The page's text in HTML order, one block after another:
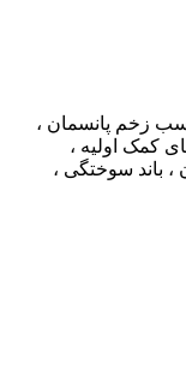
زخم پانسمان ،
کمک اولیه ،
باند سوختگی ،